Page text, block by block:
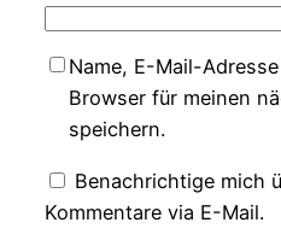
Name, E-Mail-
Browser für meinen
speichern.
Benachrichtige mich
Kommentare via E-Mail.